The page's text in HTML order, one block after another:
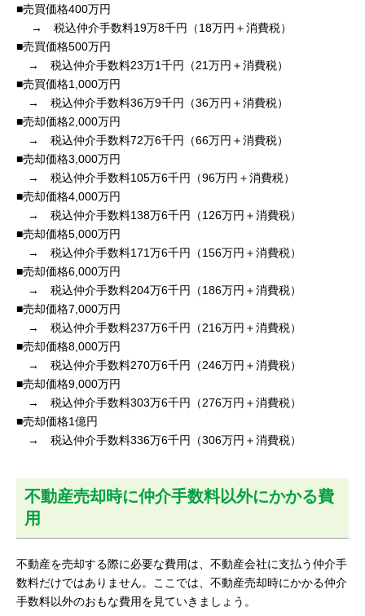
■売買価格400万円
→ 税込仲介手数料19万8千円（18万円＋消費税）
■売買価格500万円
→ 税込仲介手数料23万1千円（21万円＋消費税）
■売買価格1,000万円
→ 税込仲介手数料36万9千円（36万円＋消費税）
■売却価格2,000万円
→ 税込仲介手数料72万6千円（66万円＋消費税）
■売却価格3,000万円
→ 税込仲介手数料105万6千円（96万円＋消費税）
■売却価格4,000万円
→ 税込仲介手数料138万6千円（126万円＋消費税）
■売却価格5,000万円
→ 税込仲介手数料171万6千円（156万円＋消費税）
■売却価格6,000万円
→ 税込仲介手数料204万6千円（186万円＋消費税）
■売却価格7,000万円
→ 税込仲介手数料237万6千円（216万円＋消費税）
■売却価格8,000万円
→ 税込仲介手数料270万6千円（246万円＋消費税）
■売却価格9,000万円
→ 税込仲介手数料303万6千円（276万円＋消費税）
■売却価格1億円
→ 税込仲介手数料336万6千円（306万円＋消費税）
不動産売却時に仲介手数料以外にかかる費
用
不動産を売却する際に必要な費用は、不動産会社に支払う仲介手
数料だけではありません。ここでは、不動産売却時にかかる仲介
手数料以外のおもな費用を見ていきましょう。